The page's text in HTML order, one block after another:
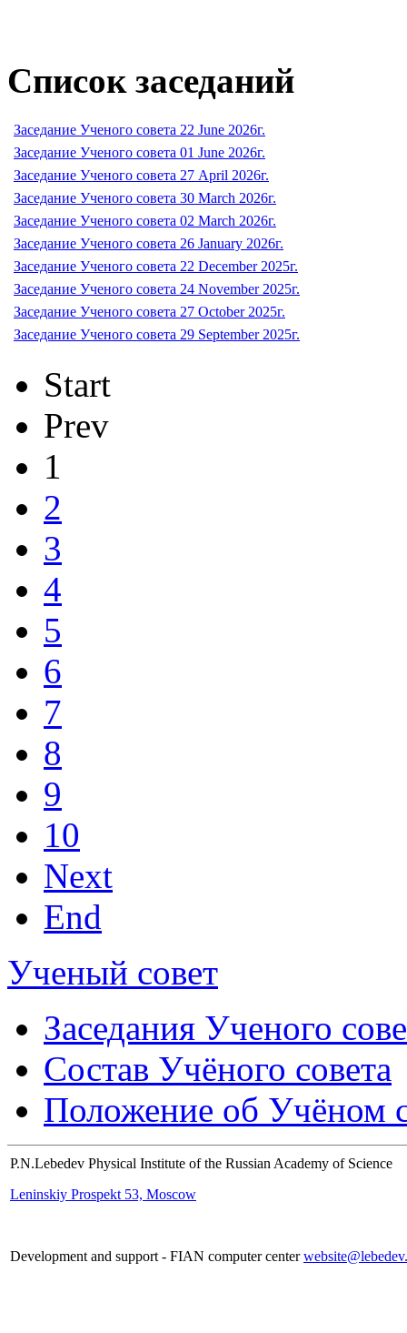
Список заседаний
Заседание Ученого совета 22 June 2026г.
Заседание Ученого совета 01 June 2026г.
Заседание Ученого совета 27 April 2026г.
Заседание Ученого совета 30 March 2026г.
Заседание Ученого совета 02 March 2026г.
Заседание Ученого совета 26 January 2026г.
Заседание Ученого совета 22 December 2025г.
Заседание Ученого совета 24 November 2025г.
Заседание Ученого совета 27 October 2025г.
Заседание Ученого совета 29 September 2025г.
Start
Prev
1
2
3
4
5
6
7
8
9
10
Next
End
Ученый совет
Заседания Ученого
Состав Учёного совета
Положение об Учёном
P.N.Lebedev Physical Institute of the Russian Academy of Science
Leninskiy Prospekt 53, Moscow
Development and support - FIAN computer center